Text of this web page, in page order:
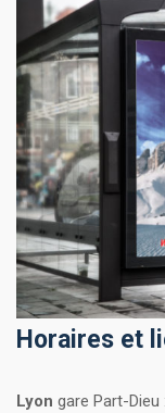
Horaires et
Lyon gare Part-